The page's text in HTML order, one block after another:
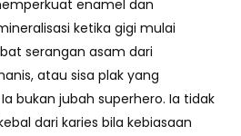
enamel dan
ketika gigi mulai
serangan asam dari
atau sisa plak yang
bukan jubah superhero. Ia tidak
dari karies bila kebiasaan